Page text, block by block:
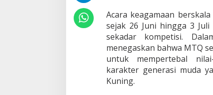
-
4
4
i
n
Acara keagamaan
sejak 26 Juni hingga 3
sekadar kompetisi.
menegaskan bahwa MTQ
untuk mempertebal
karakter generasi muda
Kuning.